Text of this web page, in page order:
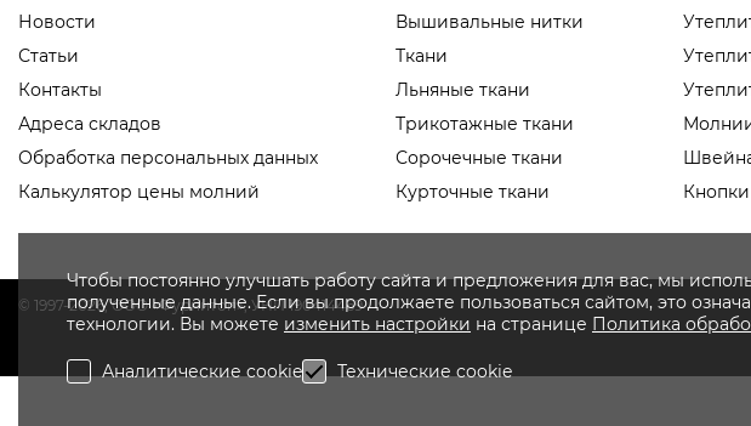
Новости
Статьи
Контакты
Адреса складов
Обработка персональных данных
Калькулятор цены молний
Вышивальные нитки
Ткани
Льняные ткани
Трикотажные ткани
Сорочечные ткани
Курточные ткани
© 1997-2026, OOO «Фурнитоп», УНП 190414469
Чтобы постоянно улучшать работу сайта и предложения для вас, мы
полученные данные. Если вы продолжаете пользоваться сайтом, это
технологии. Вы можете изменить настройки на странице Политика
Аналитические cookie Технические cookie